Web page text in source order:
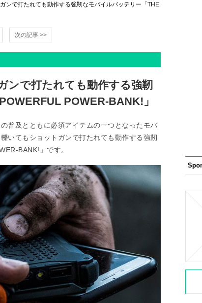
ンで打たれても動作する強靭なモバイルバッテリー「THE
次の記事 >>
ンで打たれても動作する強靭
POWER-BANK!」
普及とともに必須アイテムの一つとなったモバ
いてもショットガンで打たれても動作する強靭
BANK!」です。